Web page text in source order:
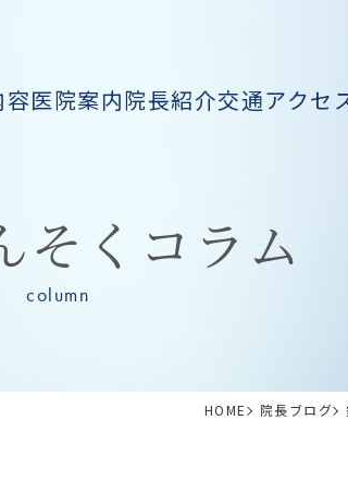
容医院案内院長紹介交通アクセ
そくコラム
column
HOME 院長ブログ